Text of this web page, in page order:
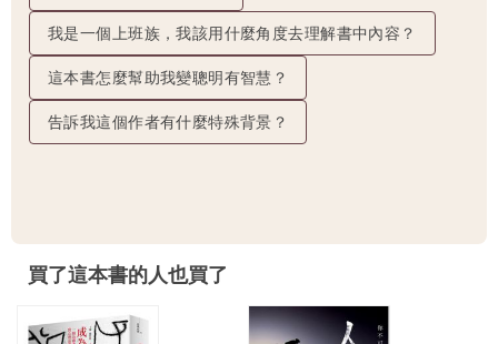
我是一個上班族，我該用什麼角度去理解書中內容？
這本書怎麼幫助我變聰明有智慧？
告訴我這個作者有什麼特殊背景？
買了這本書的人也買了